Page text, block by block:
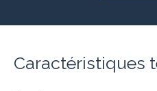
Caractéristiques